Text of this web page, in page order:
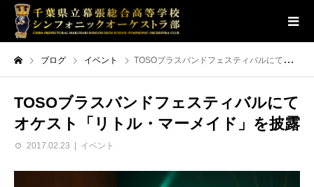
ブログ イベント TOSOブラスバンドフェスティバルにてオケスト「リトル・マーメイド」を披露
TOSOブラスバンドフェスティバルにて
オケスト「リトル・マーメイド」を披露
2017.02.23 イベント